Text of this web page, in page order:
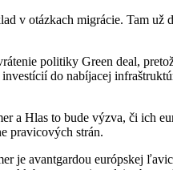
v otázkach migrácie. Tam už
politiky Green deal,
do nabíjacej
a Hlas to bude výzva, či ich
pravicových strán.
je avantgardou európskej